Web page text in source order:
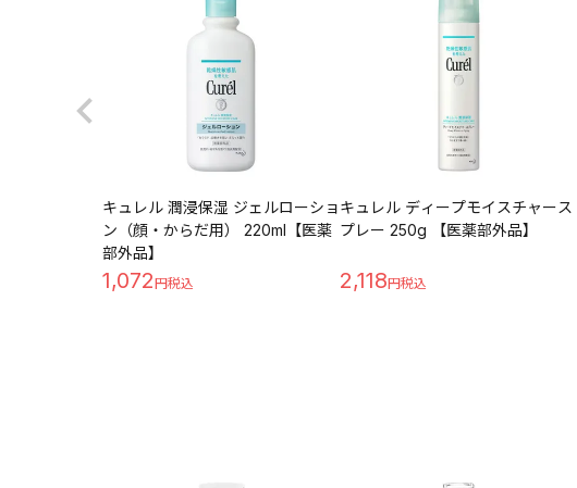
キュレル 潤浸保湿 ジェルローショ
ン（顔・からだ用） 220ml【医薬
部外品】
1,072
キュレル ディープモイスチャース
プレー 250g 【医薬部外品】
2,118